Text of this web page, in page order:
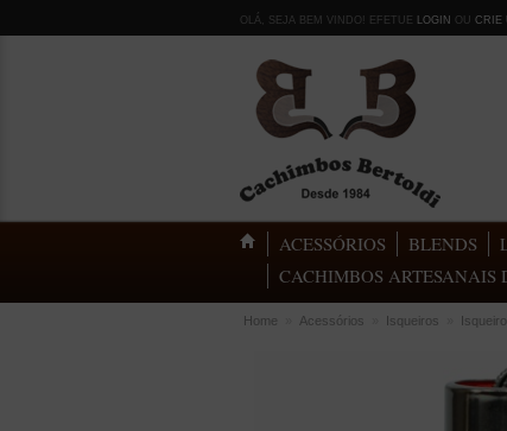
OLÁ, SEJA BEM VINDO! EFETUE LOGIN OU CRIE
ACESSÓRIOS BLENDS
CACHIMBOS
Home Acessórios Isqueiros